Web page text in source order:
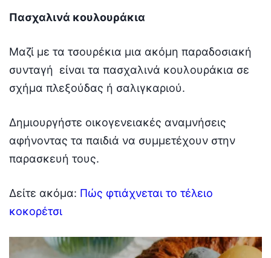
Πασχαλινά κουλουράκια
Μαζί με τα τσουρέκια μια ακόμη παραδοσιακή
συνταγή είναι τα πασχαλινά κουλουράκια σε
σχήμα πλεξούδας ή σαλιγκαριού.
Δημιουργήστε οικογενειακές αναμνήσεις
αφήνοντας τα παιδιά να συμμετέχουν στην
παρασκευή τους.
Δείτε ακόμα: Πώς φτιάχνεται το τέλειο
κοκορέτσι